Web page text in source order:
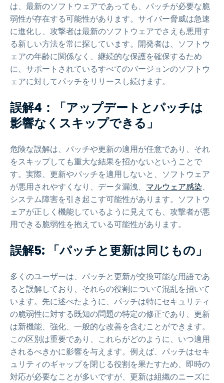
は、最新のソフトウェアであっても、パッチが必要な脆
弱性が存在する可能性があります。サイバー脅威は急速
に進化し、攻撃者は最新のソフトウェアでさえも悪用す
る新しい方法を常に探しています。開発者は、ソフトウ
ェアの年齢に関係なく、継続的な保護を確保するため
に、サポートされているすべてのバージョンのソフトウ
ェアに対してパッチをリリースし続けます。
誤解4：「アップデートとパッチは
影響なくスキップできる」
危険な誤解は、パッチや更新の適用が任意であり、それ
をスキップしても重大な結果を招かないということで
す。実際、更新やパッチを適用しないと、ソフトウェア
が悪用されやすくなり、データ漏洩、 マルウェア感染、
システム障害を引き起こす可能性があります。ソフトウ
ェアが正しく機能しているように見えても、攻撃者が悪
用できる脆弱性を抱えている可能性があります。
誤解5: 「パッチと更新は同じもの」
多くのユーザーは、パッチと更新が交換可能な用語であ
ると誤解しており、それらの役割について混乱を招いて
います。先に述べたように、パッチは特にセキュリティ
の脆弱性に対する既知の問題の特定の修正であり、更新
は新機能、強化、一般的な改善を含むことができます。
この区別は重要であり、これらがどのように、いつ適用
されるべきかに影響を与えます。例えば、パッチはセキ
ュリティのギャップを閉じる役割を果たすため、即時の
対応が必要なことが多いですが、更新は組織のニーズに